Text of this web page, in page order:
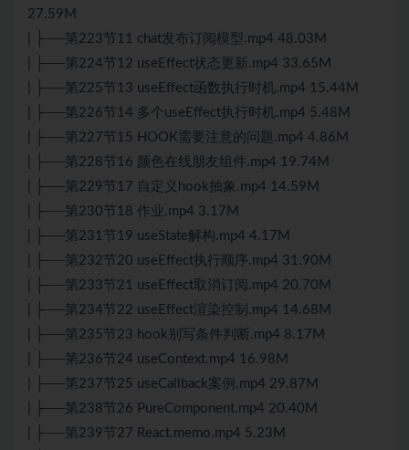
27.59M
| ├──第223节11 chat发布订阅模型.mp4 48.03M
| ├──第224节12 useEffect状态更新.mp4 33.65M
| ├──第225节13 useEffect函数执行时机.mp4 15.44M
| ├──第226节14 多个useEffect执行时机.mp4 5.48M
| ├──第227节15 HOOK需要注意的问题.mp4 4.86M
| ├──第228节16 颜色在线朋友组件.mp4 19.74M
| ├──第229节17 自定义hook抽象.mp4 14.59M
| ├──第230节18 作业.mp4 3.17M
| ├──第231节19 useState解构.mp4 4.17M
| ├──第232节20 useEffect执行顺序.mp4 31.90M
| ├──第233节21 useEffect取消订阅.mp4 20.70M
| ├──第234节22 useEffect渲染控制.mp4 14.68M
| ├──第235节23 hook别写条件判断.mp4 8.17M
| ├──第236节24 useContext.mp4 16.98M
| ├──第237节25 useCallback案例.mp4 29.87M
| ├──第238节26 PureComponent.mp4 20.40M
| ├──第239节27 React.memo.mp4 5.23M